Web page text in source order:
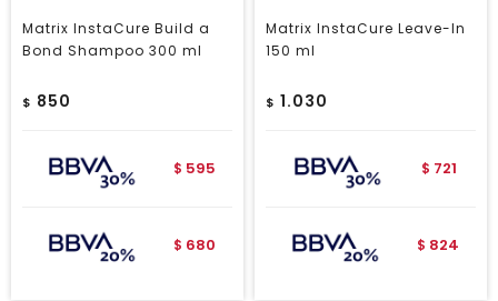
Matrix InstaCure Build a
Bond Shampoo 300 ml
$ 850
$ 595
$ 680
Matrix InstaCure Leave-In
150 ml
$ 1.030
$ 721
$ 824